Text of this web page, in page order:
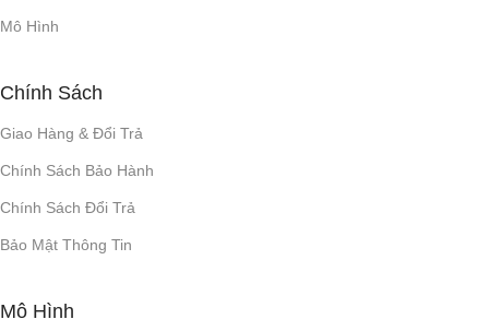
Mô Hình
Chính Sách
Giao Hàng & Đổi Trả
Chính Sách Bảo Hành
Chính Sách Đổi Trả
Bảo Mật Thông Tin
Mô Hình